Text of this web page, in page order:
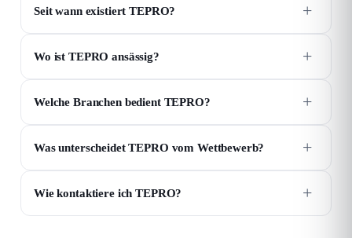
Seit wann existiert TEPRO? +
Wo ist TEPRO ansässig? +
Welche Branchen bedient TEPRO? +
Was unterscheidet TEPRO vom Wettbewerb? +
Wie kontaktiere ich TEPRO? +